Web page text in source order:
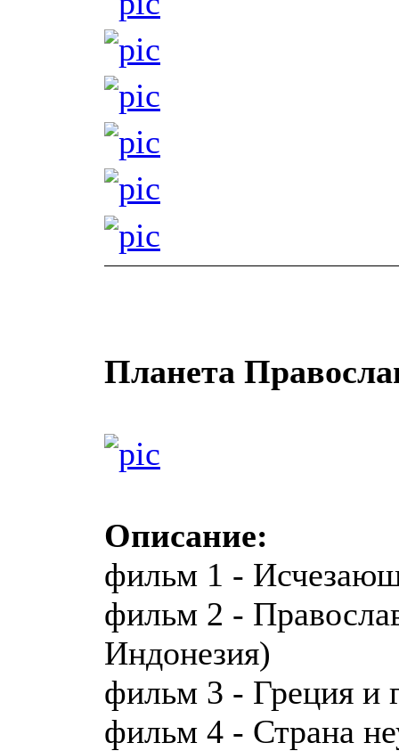
Планета
Описание:
фильм 1 -
фильм 2 -
Индонезия)
фильм 3 - Греция и
фильм 4 - Страна